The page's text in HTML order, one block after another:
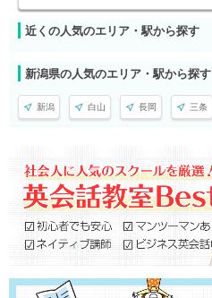
近くの人気のエリア・駅から探す
新潟県の人気のエリア・駅から探す
新潟 白山 長岡 三条